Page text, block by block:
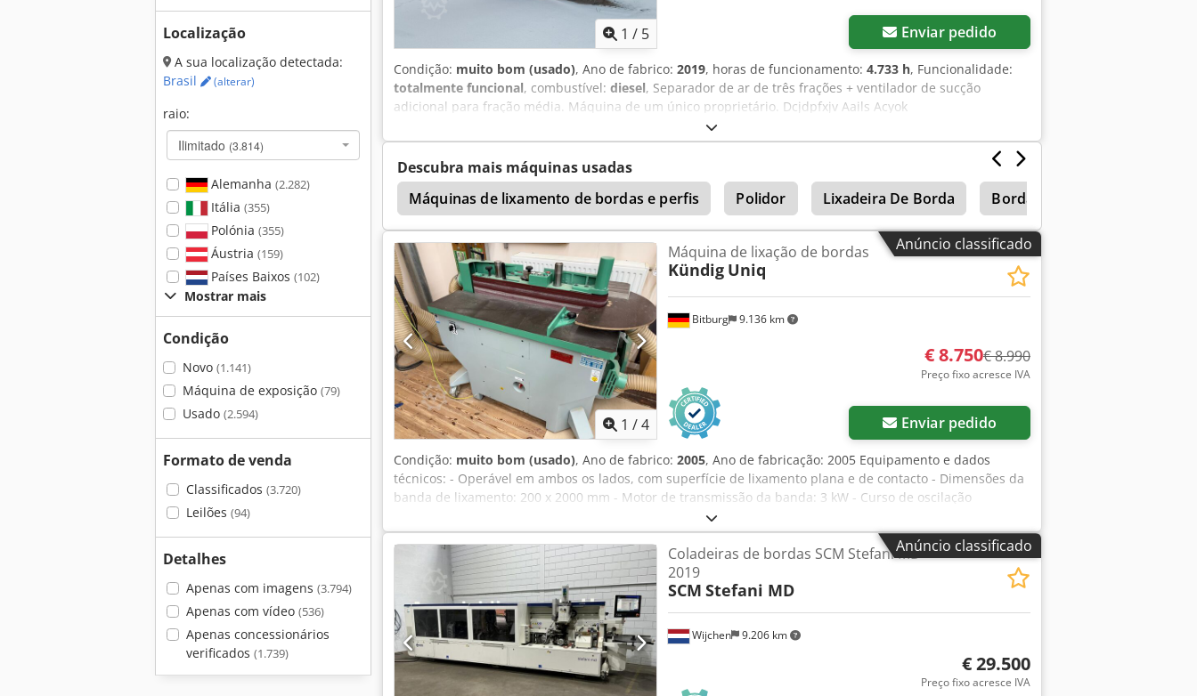
Localização
A sua localização detectada:
Brasil
(alterar)
raio:
Ilimitado (3.814)
Alemanha (2.282)
Itália (355)
Polónia (355)
Áustria (159)
Países Baixos (102)
Mostrar mais
Condição
Novo (1.141)
Máquina de exposição (79)
Usado (2.594)
Formato de venda
Classificados (3.720)
Leilões (94)
Detalhes
Apenas com imagens (3.794)
Apenas com vídeo (536)
Apenas concessionários
verificados (1.739)
1 / 5 Enviar pedido
Condição: muito bom (usado), Ano de fabrico: 2019, horas de funcionamento: 4.733 h, Funcionalidade:
totalmente funcional, combustível: diesel, Separador de ar de três frações + ventilador de sucção
adicional para fração média. Máquina de um único proprietário. Dcjdpfxjv Aails Acyok
Descubra mais máquinas usadas
Máquinas de lixamento de bordas e perfis
Polidor Lixadeira De Borda Bordas
Coladeira De Borda Manual
Anúncio classificado
1 /4
Bitburg 9.136 km
Máquina de lixação de bordas
Kündig Uniq
€ 8.750€ 8.990
Preço fixo acresce IVA
Enviar pedido
Condição: muito bom (usado), Ano de fabrico: 2005, Ano de fabricação: 2005 Equipamento e dados
técnicos: - Operável em ambos os lados, com superfície de lixamento plana e de contacto - Dimensões da
banda de lixamento: 200 x 2000 mm - Motor de transmissão da banda: 3 kW - Curso de oscilação
programável: 10-90 mm - Unidade de lixamento com inclinação motorizada até 45 graus - Em
conformidade com as normas CE/Testado quanto à emissão de pó Acessórios: - Mesa adicional com rolos
de lixamento Dsdpfxjzi Hage Acysck - Mesa semicircular na roda de transmissão da banda - Chassi
Comprimento x Largura x Altura: 1800x1000x1500 mm Peso: 610 kg Localização: disponível em armazém,
54634 Bitburg Disponibilidade: imediata
Anúncio classificado
Wijchen 9.206 km
Coladeiras de bordas SCM Stefani MD
2019
SCM Stefani MD
€ 29.500
Preço fixo acresce IVA